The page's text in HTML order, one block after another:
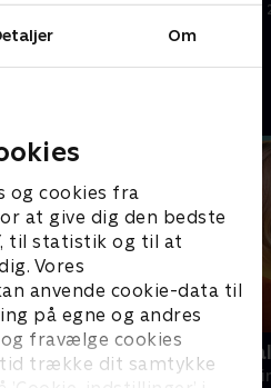
Om
og cookies fra
at give dig den bedste
til statistik og til at
Vores
anvende cookie-data til
på egne og andres
fravælge cookies
trække dit samtykke
20. september 2022 • 41 min
Mord på
Krimi &